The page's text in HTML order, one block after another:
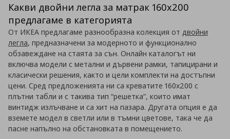
Какви двойни легла за матрак 160х200
предлагаме в категорията
От ИКЕА предлагаме разнообразна колекция от двойни
легла, предназначени за модерното и функционално
обзавеждане на стаята за сън. Онлайн каталогът ни
включва модели с метални и дървени рамки, тапицирани и
класически решения, както и цели комплекти на достъпни
цени. Сред предложенията ни са креватите 160х200 с
плътни табли и с такива тип “решетка”, които имат
винтидж излъчване и са хит на пазара. Другата опция е да
вземете модел в светли или в тъмни цветове, така че да
пасне напълно на обстановката в помещението.